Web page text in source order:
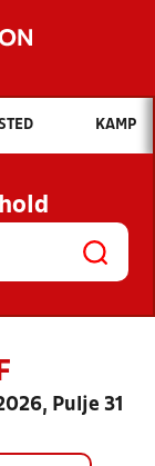
du søge efter?
NYHEDER
OG
KAMP
Pulje 31